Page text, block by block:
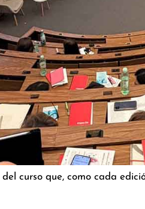
curso que, como cada